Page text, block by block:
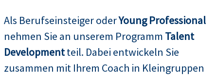
Als Berufseinsteiger oderYoung Professional
nehmen Sie an unserem Programm Talent
Developmentteil. Dabei entwickeln Sie
zusammen mit Ihrem Coach in Kleingruppen